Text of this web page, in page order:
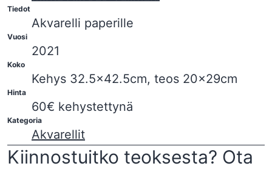
Tiedot
Akvarelli paperille
Vuosi
2021
Koko
Kehys 32.5×42.5cm, teos 20×29cm
Hinta
60€ kehystettynä
Kategoria
Akvarellit
Kiinnostuitko teoksesta? Ota